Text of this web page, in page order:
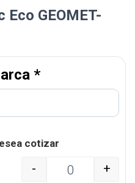
GEOMET-
*
cotizar
Bolígrafo Geometric
- +